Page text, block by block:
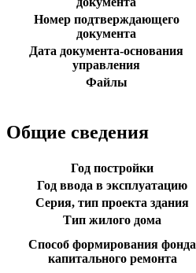
Номер подтверждающего
документа
Дата документа-основания
управления
Файлы
Общие сведения
Год постройки
Год ввода в эксплуатацию
Серия, тип проекта здания
Тип жилого дома
Способ формирования фонда
капитального ремонта